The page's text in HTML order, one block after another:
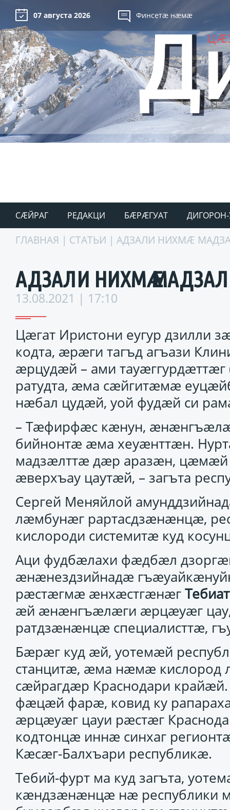
07 августа 2026 Финсетæ нæмæ
СÆЙРАГ РЕДАКЦИ БÆРÆГУАТ ДИГОРОН-
ГЛАВНАЯ | СТАТЬИ | АДЗАЛИ НИХМӔ
АДЗАЛИ НИХМӔ МАДЗАЛ
13.08.2021 | 17:10
Цӕгат Иристони еугур
кодта, ӕрӕги тагъд агъази
ӕрцудӕй – ами
ратудта, ӕма сӕйгитӕмӕ
нӕбал цудӕй, уой фудӕй си
– Тӕфирфӕс кӕнун,
бийнонтӕ ӕма хеуӕнттӕн.
мадзӕлттӕ дӕр аразӕн,
ӕверхъау цаутӕй, – загъта
Сергей Меняйлой
лӕмбунӕг рартасдзӕнӕнцӕ,
кислороди системитӕ куд
Аци фудбӕлахи фӕдбӕл
ӕнӕнездзийнадӕ
рӕстӕгмӕ ӕнхӕстгӕнӕг
ӕй ӕнӕнгъӕлӕги ӕрцӕуӕг
ратдзӕнӕнцӕ специалисттӕ,
Бӕрӕг куд ӕй, уотемӕй
станцитӕ, ӕма нӕмӕ кислород
сӕйрагдӕр Краснодари
фӕцӕй фарӕ, ковид ку
ӕрцӕуӕг цауи рӕстӕг
кодтонцӕ иннӕ синхаг
Кӕсӕг-Балхъари республикӕ.
Тебий-фурт ма куд загъта,
кӕндзӕнӕнцӕ нӕ республики